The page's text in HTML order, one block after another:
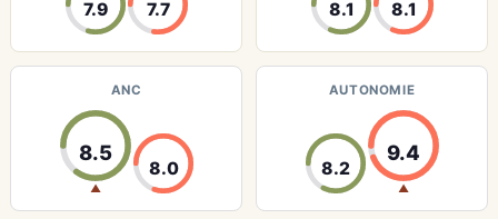
7.9 7.7 8.1 8.1
ANC
8.5
▲
8.0
AUTONOMIE
8.2
9.4
▲